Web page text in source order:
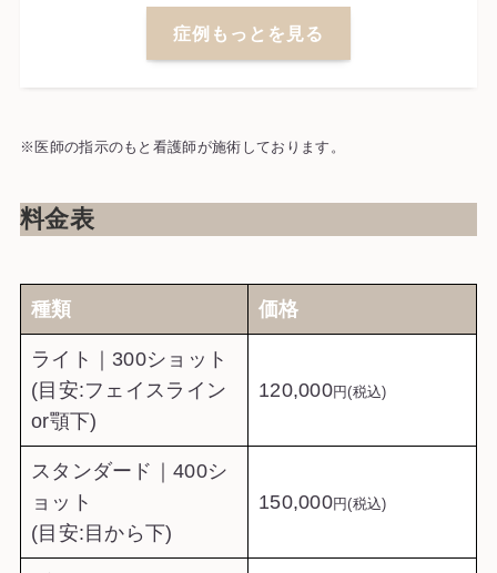
症例もっとを見る
※医師の指示のもと看護師が施術しております。
料金表
種類 価格
ライト｜300ショット
(目安:フェイスライン
or顎下)
120,000円(税込)
スタンダード｜400シ
ョット
(目安:目から下)
150,000円(税込)